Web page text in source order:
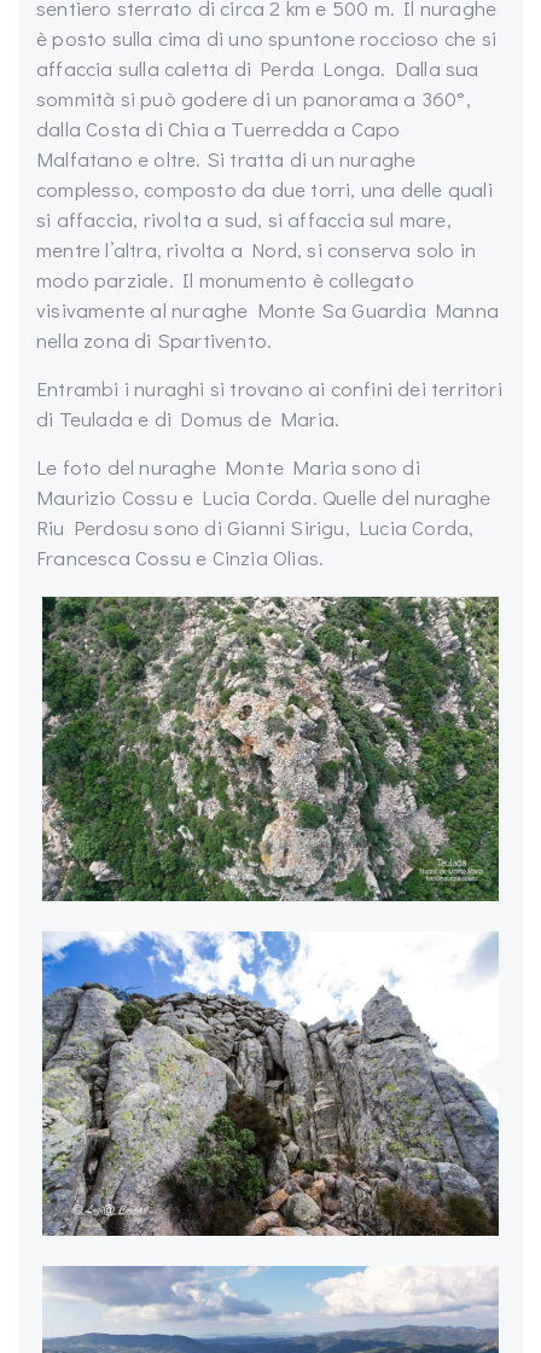
sentiero sterrato di circa 2 km e 500 m. Il nuraghe
è posto sulla cima di uno spuntone roccioso che si
affaccia sulla caletta di Perda Longa. Dalla sua
sommità si può godere di un panorama a 360°,
dalla Costa di Chia a Tuerredda a Capo
Malfatano e oltre. Si tratta di un nuraghe
complesso, composto da due torri, una delle quali
si affaccia, rivolta a sud, si affaccia sul mare,
mentre l’altra, rivolta a Nord, si conserva solo in
modo parziale. Il monumento è collegato
visivamente al nuraghe Monte Sa Guardia Manna
nella zona di Spartivento.
Entrambi i nuraghi si trovano ai confini dei territori
di Teulada e di Domus de Maria.
Le foto del nuraghe Monte Maria sono di
Maurizio Cossu e Lucia Corda. Quelle del nuraghe
Riu Perdosu sono di Gianni Sirigu, Lucia Corda,
Francesca Cossu e Cinzia Olias.